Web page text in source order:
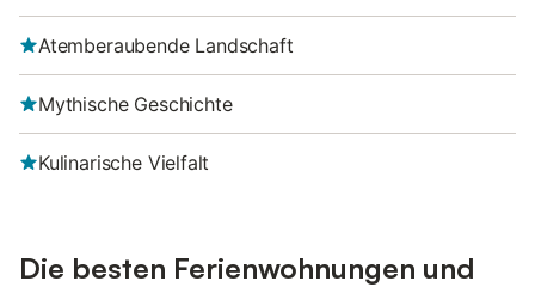
Atemberaubende Landschaft
Mythische Geschichte
Kulinarische Vielfalt
Die besten Ferienwohnungen und